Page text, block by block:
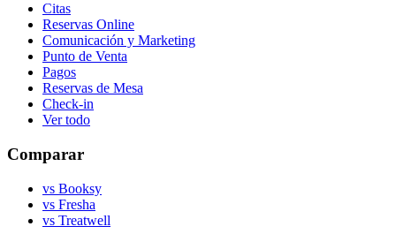
Citas
Reservas Online
Comunicación y Marketing
Punto de Venta
Pagos
Reservas de Mesa
Check-in
Ver todo
Comparar
vs Booksy
vs Fresha
vs Treatwell